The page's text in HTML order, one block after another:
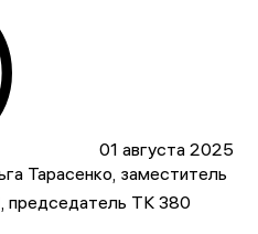
01 августа 2025
Тарасенко, заместитель
ТК 380